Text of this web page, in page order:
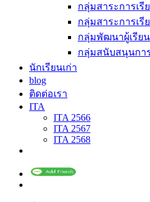
กลุ่มสาระการเรี
กลุ่มสาระการเ
กลุ่มพัฒนาผู้เรียน
กลุ่มสนับสนุนกา
นักเรียนเก่า
blog
ติดต่อเรา
ITA
ITA 2566
ITA 2567
ITA 2568